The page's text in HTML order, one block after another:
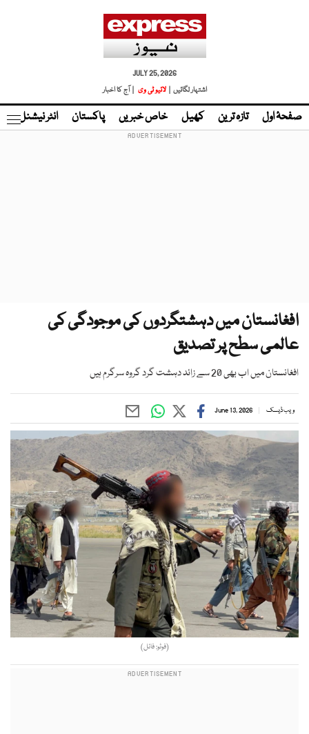
JULY 25, 2026
اشتہار لگائیں |
لائیو ٹی وی | آج کا اخبار
صفحۂ اول تازہ ترین کھیل خاص خبریں پاکستان انٹر نیشنل
افغانستان میں دہشتگردوں کی موجودگی کی
عالمی سطح پر تصدیق
افغانستان میں اب بھی 20 سے زائد دہشت گرد گروہ سرگرم ہیں
ویب ڈیسک June 13, 2026
(فوٹو: فائل)